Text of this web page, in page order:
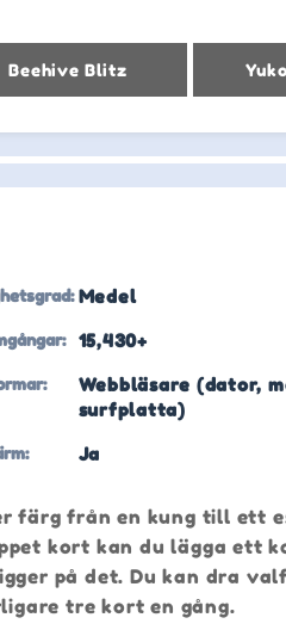
Beehive Blitz
Medel
15,430+
Webbläsare (dator,
surfplatta)
Ja
färg från en kung till ett
kort kan du lägga ett
på det. Du kan dra
tre kort en gång.